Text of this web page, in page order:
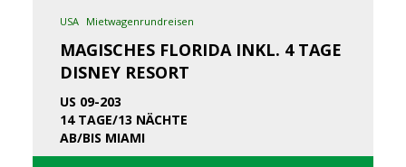
USA Mietwagenrundreisen
MAGISCHES FLORIDA INKL. 4 TAGE
DISNEY RESORT
US 09-203
14 TAGE/13 NÄCHTE
AB/BIS MIAMI